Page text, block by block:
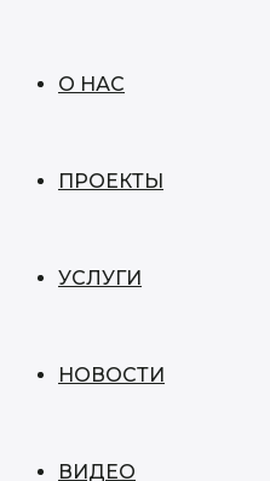
О НАС
ПРОЕКТЫ
УСЛУГИ
НОВОСТИ
ВИДЕО